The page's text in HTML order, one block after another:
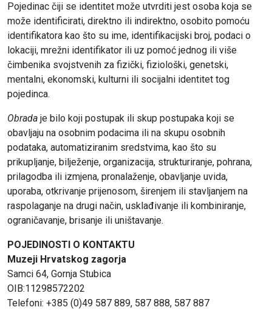
Pojedinac čiji se identitet može utvrditi jest osoba koja se
može identificirati, direktno ili indirektno, osobito pomoću
identifikatora kao što su ime, identifikacijski broj, podaci o
lokaciji, mrežni identifikator ili uz pomoć jednog ili više
čimbenika svojstvenih za fizički, fiziološki, genetski,
mentalni, ekonomski, kulturni ili socijalni identitet tog
pojedinca.
Obrada je bilo koji postupak ili skup postupaka koji se
obavljaju na osobnim podacima ili na skupu osobnih
podataka, automatiziranim sredstvima, kao što su
prikupljanje, bilježenje, organizacija, strukturiranje, pohrana,
prilagodba ili izmjena, pronalaženje, obavljanje uvida,
uporaba, otkrivanje prijenosom, širenjem ili stavljanjem na
raspolaganje na drugi način, usklađivanje ili kombiniranje,
ograničavanje, brisanje ili uništavanje.
POJEDINOSTI O KONTAKTU
Muzeji Hrvatskog zagorja
Samci 64, Gornja Stubica
OIB:11298572202
Telefoni: +385 (0)49 587 889, 587 888, 587 887